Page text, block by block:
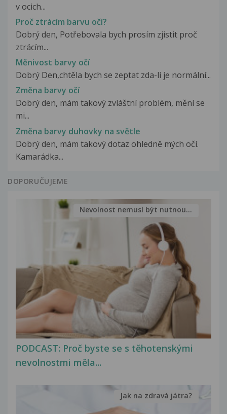
v ocich...
Proč ztrácím barvu očí?
Dobrý den, Potřebovala bych prosím zjistit proč
ztrácím...
Měnivost barvy očí
Dobrý Den,chtěla bych se zeptat zda-li je normální...
Změna barvy očí
Dobrý den, mám takový zvláštní problém, mění se
mi...
Změna barvy duhovky na světle
Dobrý den, mám takový dotaz ohledně mých očí.
Kamarádka...
DOPORUČUJEME
PODCAST: Proč byste se s těhotenskými
nevolnostmi měla...
Nevolnost nemusí být nutnou...
Jak na zdravá játra?